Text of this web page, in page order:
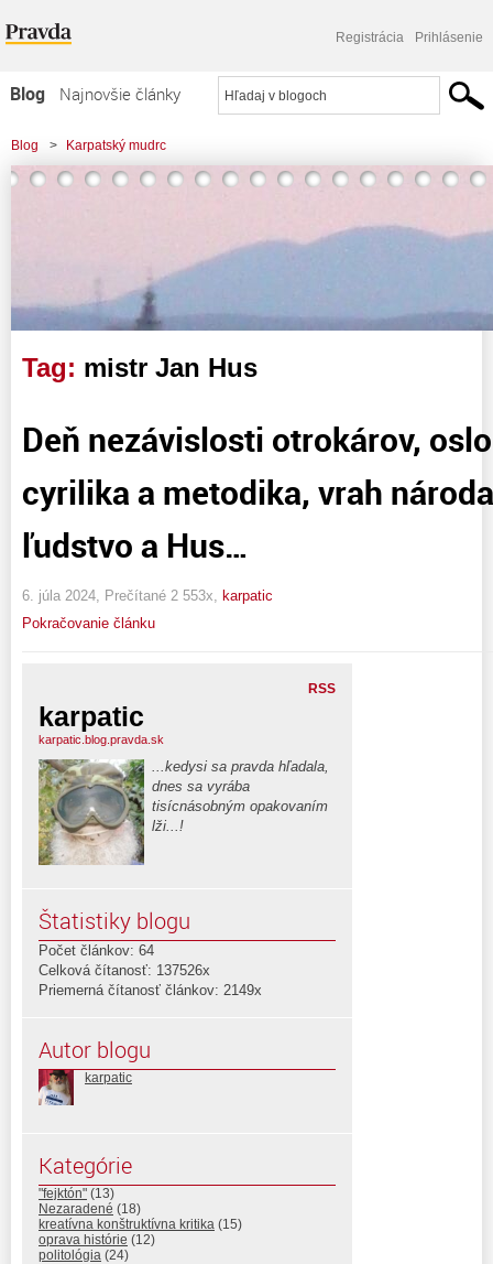
Registrácia Prihlásenie
Blog
Najnovšie články
Najčítanejšie články
Najkomentovanejšie články
Blog > Karpatský mudrc
> Deň nezávislosti otrokárov, oslobodené pupky, cyrilika a metodika, vrah
Tag: mistr Jan Hus
Deň nezávislosti otrokárov,
cyrilika a metodika, vrah
ľudstvo a Hus…
6. júla 2024, Prečítané 2 553x, karpatic
Pokračovanie článku
RSS
karpatic
karpatic.blog.pravda.sk
...kedysi sa pravda hľadala,
dnes sa vyrába
tisícnásobným opakovaním
lži...!
Štatistiky blogu
Počet článkov: 64
Celková čítanosť: 137526x
Priemerná čítanosť článkov: 2149x
Autor blogu
karpatic
Kategórie
"fejktón" (13)
Nezaradené (18)
kreatívna konštruktívna kritika (15)
oprava histórie (12)
politológia (24)